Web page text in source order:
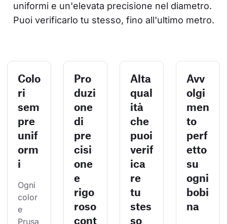
uniformi e un'elevata precisione nel diametro.
Puoi verificarlo tu stesso, fino all'ultimo metro.
Colo
ri
sem
pre
unif
orm
i
Ogni
color
e
Prusa
Pro
duzi
one
di
pre
cisi
one
e
rigo
roso
cont
Alta
qual
ità
che
puoi
verif
ica
re
tu
stes
so
Avv
olgi
men
to
perf
etto
su
ogni
bobi
na